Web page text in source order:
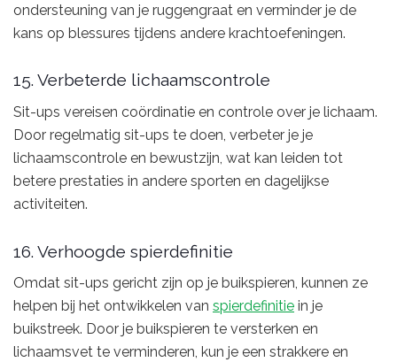
ondersteuning van je ruggengraat en verminder je de
kans op blessures tijdens andere krachtoefeningen.
15. Verbeterde lichaamscontrole
Sit-ups vereisen coördinatie en controle over je lichaam.
Door regelmatig sit-ups te doen, verbeter je je
lichaamscontrole en bewustzijn, wat kan leiden tot
betere prestaties in andere sporten en dagelijkse
activiteiten.
16. Verhoogde spierdefinitie
Omdat sit-ups gericht zijn op je buikspieren, kunnen ze
helpen bij het ontwikkelen van spierdefinitie in je
buikstreek. Door je buikspieren te versterken en
lichaamsvet te verminderen, kun je een strakkere en